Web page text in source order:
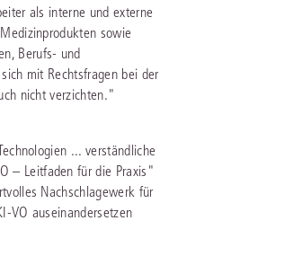
als interne und externe
sowie
Berufs- und
mit Rechtsfragen bei der
nicht verzichten."
... verständliche
– Leitfaden für die Praxis"
Nachschlagewerk für
VO auseinandersetzen